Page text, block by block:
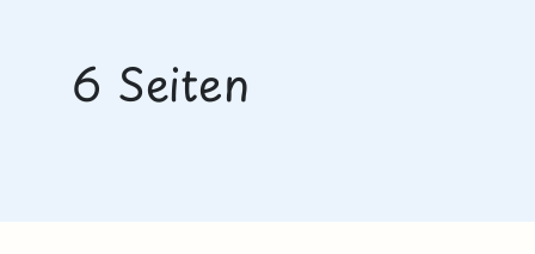
6 Seiten